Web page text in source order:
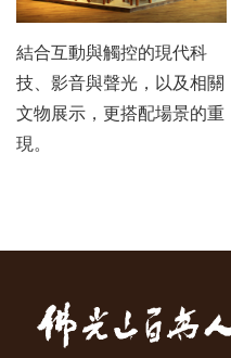
結合互動與觸控的現代科
技、影音與聲光，以及相關
文物展示，更搭配場景的重
現。